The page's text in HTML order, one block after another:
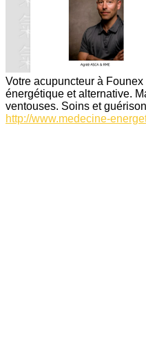
Votre acupuncteur à
énergétique et alternative.
ventouses. Soins et
http://www.medecine-